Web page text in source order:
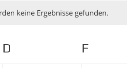
Hinweis
keine Ergebnisse gefunden.
D DONNERSTAG
F